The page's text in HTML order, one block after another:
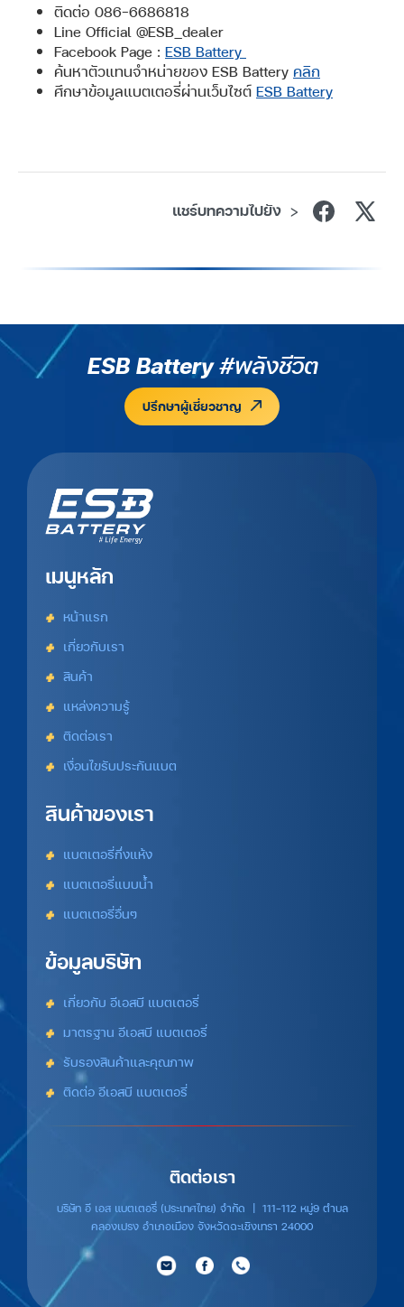
ติดต่อ 086-6686818
Line Official @ESB_dealer
Facebook Page : ESB Battery
ค้นหาตัวแทนจำหน่ายของ ESB Battery คลิก
ศึกษาข้อมูลแบตเตอรี่ผ่านเว็บไซต์ ESB Battery
แชร์บทความไปยัง >
ESB Battery#พลังชีวิต
ปรึกษาผู้เชี่ยวชาญ
เมนูหลัก
หน้าแรก
เกี่ยวกับเรา
สินค้า
แหล่งความรู้
ติดต่อเรา
เงื่อนไขรับประกันแบต
สินค้าของเรา
แบตเตอรี่กึ่งแห้ง
แบตเตอรี่แบบน้ำ
แบตเตอรี่อื่นๆ
ข้อมูลบริษัท
เกี่ยวกับ อีเอสบี แบตเตอรี่
มาตรฐาน อีเอสบี แบตเตอรี่
รับรองสินค้าและคุณภาพ
ติดต่อ อีเอสบี แบตเตอรี่
ติดต่อเรา
บริษัท อี เอส แบตเตอรี่ (ประเทศไทย) จำกัด | 111-112 หมู่9 ตำบล
คลองเปรง อำเภอเมือง จังหวัดฉะเชิงเทรา 24000